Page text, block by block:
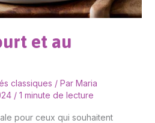
et au
classiques / Par Maria
/ 1 minute de lecture
pour ceux qui souhaitent